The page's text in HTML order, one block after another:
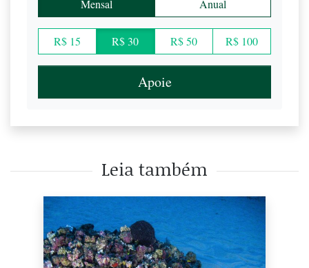
Mensal Anual
R$ 15 R$ 30 R$ 50 R$ 100
Apoie
Leia também